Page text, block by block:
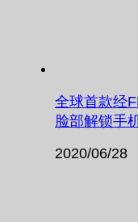
全球首款经
脸部解锁手
2020/06/28